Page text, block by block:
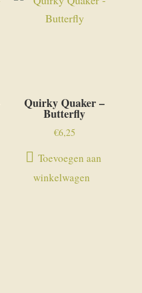
Quirky Quaker –
Butterfly
€6,25
Toevoegen aan
winkelwagen